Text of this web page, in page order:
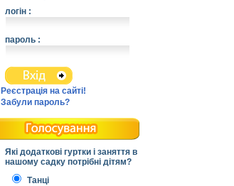
логін :
пароль :
Реєстрація на сайті!
Забули пароль?
Які додаткові гуртки і заняття в
нашому садку потрібні дітям?
Танці